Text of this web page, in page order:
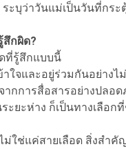
ระบุว่าวันแม่เป็นวันที่กร
สึกผิด?
ดที่รู้สึกแบบนี้
ใจและอยู่ร่วมกันอย่างไ
ากการสื่อสารอย่างปลอด
ะยะห่าง ก็เป็นทางเลือก
ใช่แค่สายเลือด สิ่งสำ